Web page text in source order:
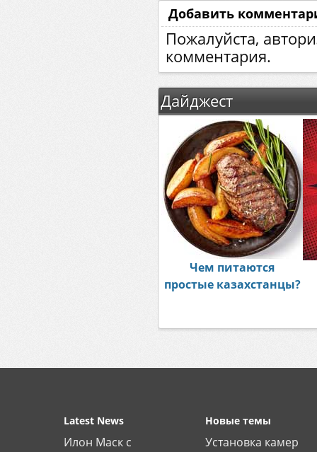
Добавить
Пожалуйста,
комментария.
Дайджест
Чем питаются
простые казахстанцы?
Latest News
Илон Маск с
Новые темы
Установка камер